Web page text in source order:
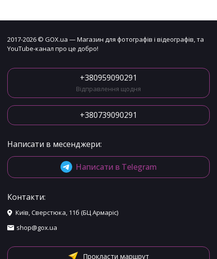
2017-2026 © GOX.ua — Магазин для фотографів і відеографів, та
YouTube-канал про це добро!
+380959090291
Відправлення щодня
+380739090291
Написати в месенджери:
Написати в Telegram
Контакти:
Київ, Сверстюка, 11б (БЦ Армаріс)
shop@gox.ua
Прокласти маршрут